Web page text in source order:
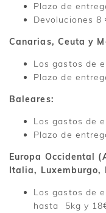
Plazo de
Devoluciones 8
Canarias, Ceuta y
Los gastos de
Plazo de
Baleares:
Los gastos de
Plazo de
Europa Occidental
Italia, Luxemburgo,
Los gastos de
hasta 5kg y